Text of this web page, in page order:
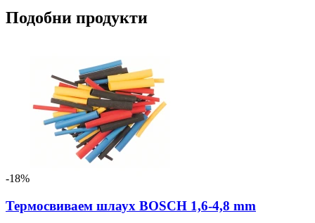
Подобни продукти
-18%
Термосвиваем шлаух BOSCH 1,6-4,8 mm